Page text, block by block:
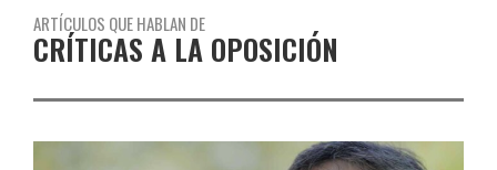
ARTÍCULOS QUE HABLAN DE
CRÍTICAS A LA OPOSICIÓN